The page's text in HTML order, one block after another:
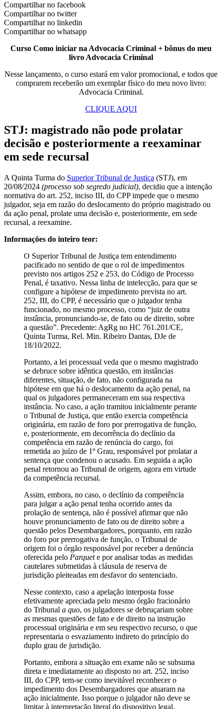
Compartilhar no facebook
Compartilhar no twitter
Compartilhar no linkedin
Compartilhar no whatsapp
Curso Como iniciar na Advocacia Criminal + bônus do meu
livro Advocacia Criminal
Nesse lançamento, o curso estará em valor promocional, e todos que
comprarem receberão um exemplar físico do meu novo livro:
Advocacia Criminal.
CLIQUE AQUI
STJ: magistrado não pode prolatar
decisão e posteriormente a reexaminar
em sede recursal
A Quinta Turma do Superior Tribunal de Justiça (STJ), em
20/08/2024 (processo sob segredo judicial), decidiu que a intenção
normativa do art. 252, inciso III, do CPP impede que o mesmo
julgador, seja em razão do deslocamento do próprio magistrado ou
da ação penal, prolate uma decisão e, posteriormente, em sede
recursal, a reexamine.
Informações do inteiro teor:
O Superior Tribunal de Justiça tem entendimento
pacificado no sentido de que o rol de impedimentos
previsto nos artigos 252 e 253, do Código de Processo
Penal, é taxativo. Nessa linha de intelecção, para que se
configure a hipótese de impedimento prevista no art.
252, III, do CPP, é necessário que o julgador tenha
funcionado, no mesmo processo, como “juiz de outra
instância, pronunciando-se, de fato ou de direito, sobre
a questão”. Precedente: AgRg no HC 761.201/CE,
Quinta Turma, Rel. Min. Ribeiro Dantas, DJe de
18/10/2022.
Portanto, a lei processual veda que o mesmo magistrado
se debruce sobre idêntica questão, em instâncias
diferentes, situação, de fato, não configurada na
hipótese em que há o deslocamento da ação penal, na
qual os julgadores permaneceram em sua respectiva
instância. No caso, a ação tramitou inicialmente perante
o Tribunal de Justiça, que então exercia competência
originária, em razão de foro por prerrogativa de função,
e, posteriormente, em decorrência do declínio da
competência em razão de renúncia do cargo, foi
remetida ao juízo de 1º Grau, responsável por prolatar a
sentença que condenou o acusado. Em seguida a ação
penal retornou ao Tribunal de origem, agora em virtude
da competência recursal.
Assim, embora, no caso, o declínio da competência
para julgar a ação penal tenha ocorrido antes da
prolação de sentença, não é possível afirmar que não
houve pronunciamento de fato ou de direito sobre a
questão pelos Desembargadores, porquanto, em razão
do foro por prerrogativa de função, o Tribunal de
origem foi o órgão responsável por receber a denúncia
oferecida pelo Parquete por analisar todas as medidas
cautelares submetidas à cláusula de reserva de
jurisdição pleiteadas em desfavor do sentenciado.
Nesse contexto, caso a apelação interposta fosse
efetivamente apreciada pelo mesmo órgão fracionário
do Tribunal a quo, os julgadores se debruçariam sobre
as mesmas questões de fato e de direito na instrução
processual originária e em seu respectivo recurso, o que
representaria o esvaziamento indireto do princípio do
duplo grau de jurisdição.
Portanto, embora a situação em exame não se subsuma
direta e imediatamente ao disposto no art. 252, inciso
III, do CPP, tem-se como inevitável reconhecer o
impedimento dos Desembargadores que atuaram na
ação inicialmente. Isso porque o julgador não deve se
limitar à interpretação literal do dispositivo legal,